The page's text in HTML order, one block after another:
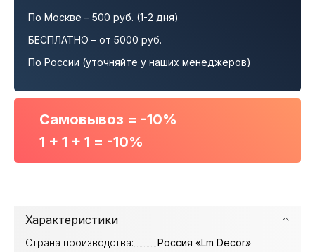
По Москве – 500 руб. (1-2 дня)
БЕСПЛАТНО – от 5000 руб.
По России (уточняйте у наших менеджеров)
Самовывоз = -10%
1 + 1 + 1 = -10%
Характеристики
Страна производства:
Россия «Lm Decor»